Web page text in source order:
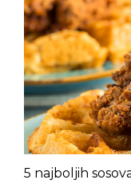
5 najboljih